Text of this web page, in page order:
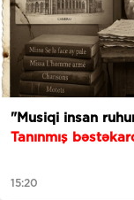
"Musiqi insan
Tanınmış
15:20